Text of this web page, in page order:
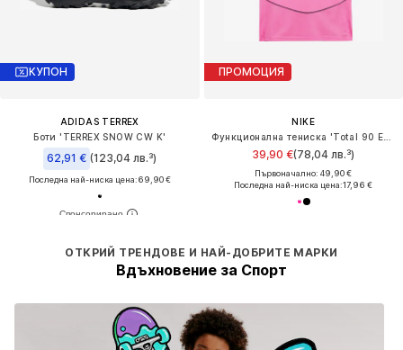
КУПОН
ADIDAS TERREX
Боти 'TERREX SNOW CW K'
62,91 € (123,04 лв.³)
Последна най-ниска цена:69,90 €
ОТКРИЙ ТРЕНДОВЕ И НАЙ-ДОБРИТЕ МАРКИ
Вдъхновение за Спорт
ПРОМОЦИЯ
NIKE
39,90 €(78,04 лв.³)
Първоначално: 49,90 €
Последна най-ниска цена:17,96 €